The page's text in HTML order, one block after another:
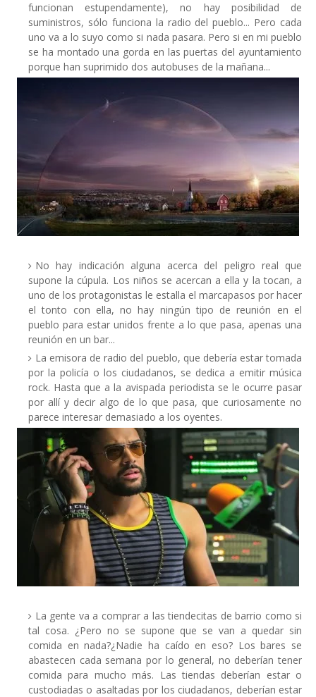
funcionan estupendamente), no hay posibilidad de
suministros, sólo funciona la radio del pueblo... Pero cada
uno va a lo suyo como si nada pasara. Pero si en mi pueblo
se ha montado una gorda en las puertas del ayuntamiento
porque han suprimido dos autobuses de la mañana...
No hay indicación alguna acerca del peligro real que
supone la cúpula. Los niños se acercan a ella y la tocan, a
uno de los protagonistas le estalla el marcapasos por hacer
el tonto con ella, no hay ningún tipo de reunión en el
pueblo para estar unidos frente a lo que pasa, apenas una
reunión en un bar...
La emisora de radio del pueblo, que debería estar tomada
por la policía o los ciudadanos, se dedica a emitir música
rock. Hasta que a la avispada periodista se le ocurre pasar
por allí y decir algo de lo que pasa, que curiosamente no
parece interesar demasiado a los oyentes.
La gente va a comprar a las tiendecitas de barrio como si
tal cosa. ¿Pero no se supone que se van a quedar sin
comida en nada?¿Nadie ha caído en eso? Los bares se
abastecen cada semana por lo general, no deberían tener
comida para mucho más. Las tiendas deberían estar o
custodiadas o asaltadas por los ciudadanos, deberían estar